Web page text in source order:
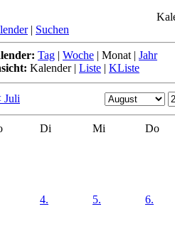
| Suchen
Tag | Woche | Monat | Jahr
Kalender| Liste | KListe
Juli
Di Mi Do
4. 5. 6.